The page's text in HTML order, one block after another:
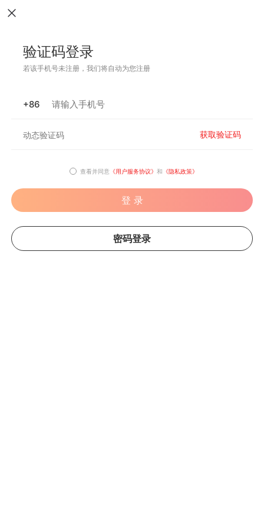
验证码登录
若该手机号未注册，我们将自动为您注册
+86
获取验证码
查看并同意 《用户服务协议》 和 《隐私政策》
登 录
密码登录